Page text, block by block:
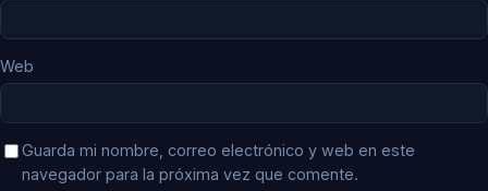
Web
Guarda mi nombre, correo electrónico y web en este
navegador para la próxima vez que comente.